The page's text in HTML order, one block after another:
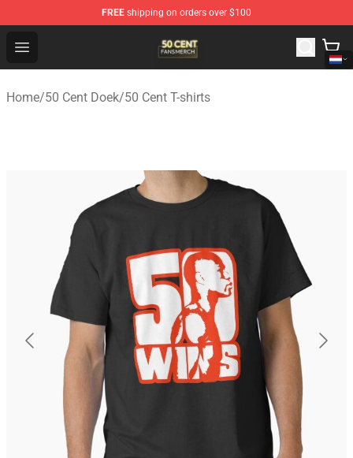
FREE shipping on orders over $100
Open menu
50 Cent Shop - Official 50 Cent Merchandise Store
Home/50 Cent Doek/50 Cent T-shirts